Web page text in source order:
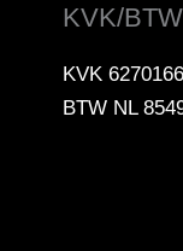
KVK/BTW
KVK
BTW NL